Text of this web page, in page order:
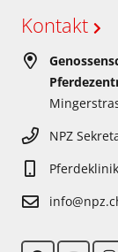
Kontakt
NPZ